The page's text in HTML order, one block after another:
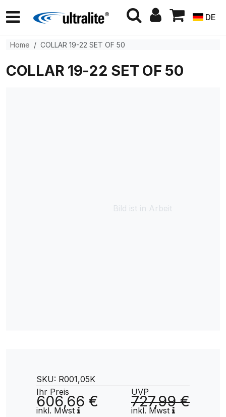
DE
Home COLLAR 19-22 SET OF 50
COLLAR 19-22 SET OF 50
Bild ist in Arbeit
SKU: R001,05K
Ihr Preis
606,66 €
inkl. Mwst
UVP
727,99 €
inkl. Mwst